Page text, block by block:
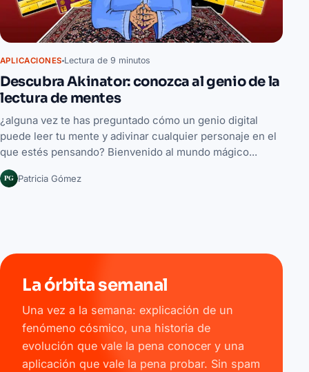
APLICACIONES Lectura de 9 minutos
Descubra Akinator: conozca al genio de la
lectura de mentes
¿alguna vez te has preguntado cómo un genio digital
puede leer tu mente y adivinar cualquier personaje en el
que estés pensando? Bienvenido al mundo mágico...
PG Patricia Gómez
La órbita semanal
Una vez a la semana: explicación de un
fenómeno cósmico, una historia de
evolución que vale la pena conocer y una
aplicación que vale la pena probar. Sin spam